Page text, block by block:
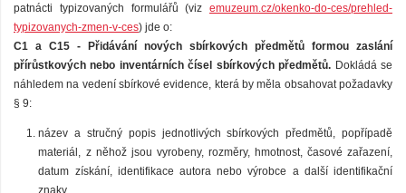
patnácti typizovaných formulářů (viz emuzeum.cz/okenko-do-ces/prehled-
typizovanych-zmen-v-ces) jde o:
C1 a C15 - Přidávání nových sbírkových předmětů formou zaslání
přírůstkových nebo inventárních čísel sbírkových předmětů. Dokládá se
náhledem na vedení sbírkové evidence, která by měla obsahovat požadavky
§ 9:
název a stručný popis jednotlivých sbírkových předmětů, popřípadě
materiál, z něhož jsou vyrobeny, rozměry, hmotnost, časové zařazení,
datum získání, identifikace autora nebo výrobce a další identifikační
znaky,